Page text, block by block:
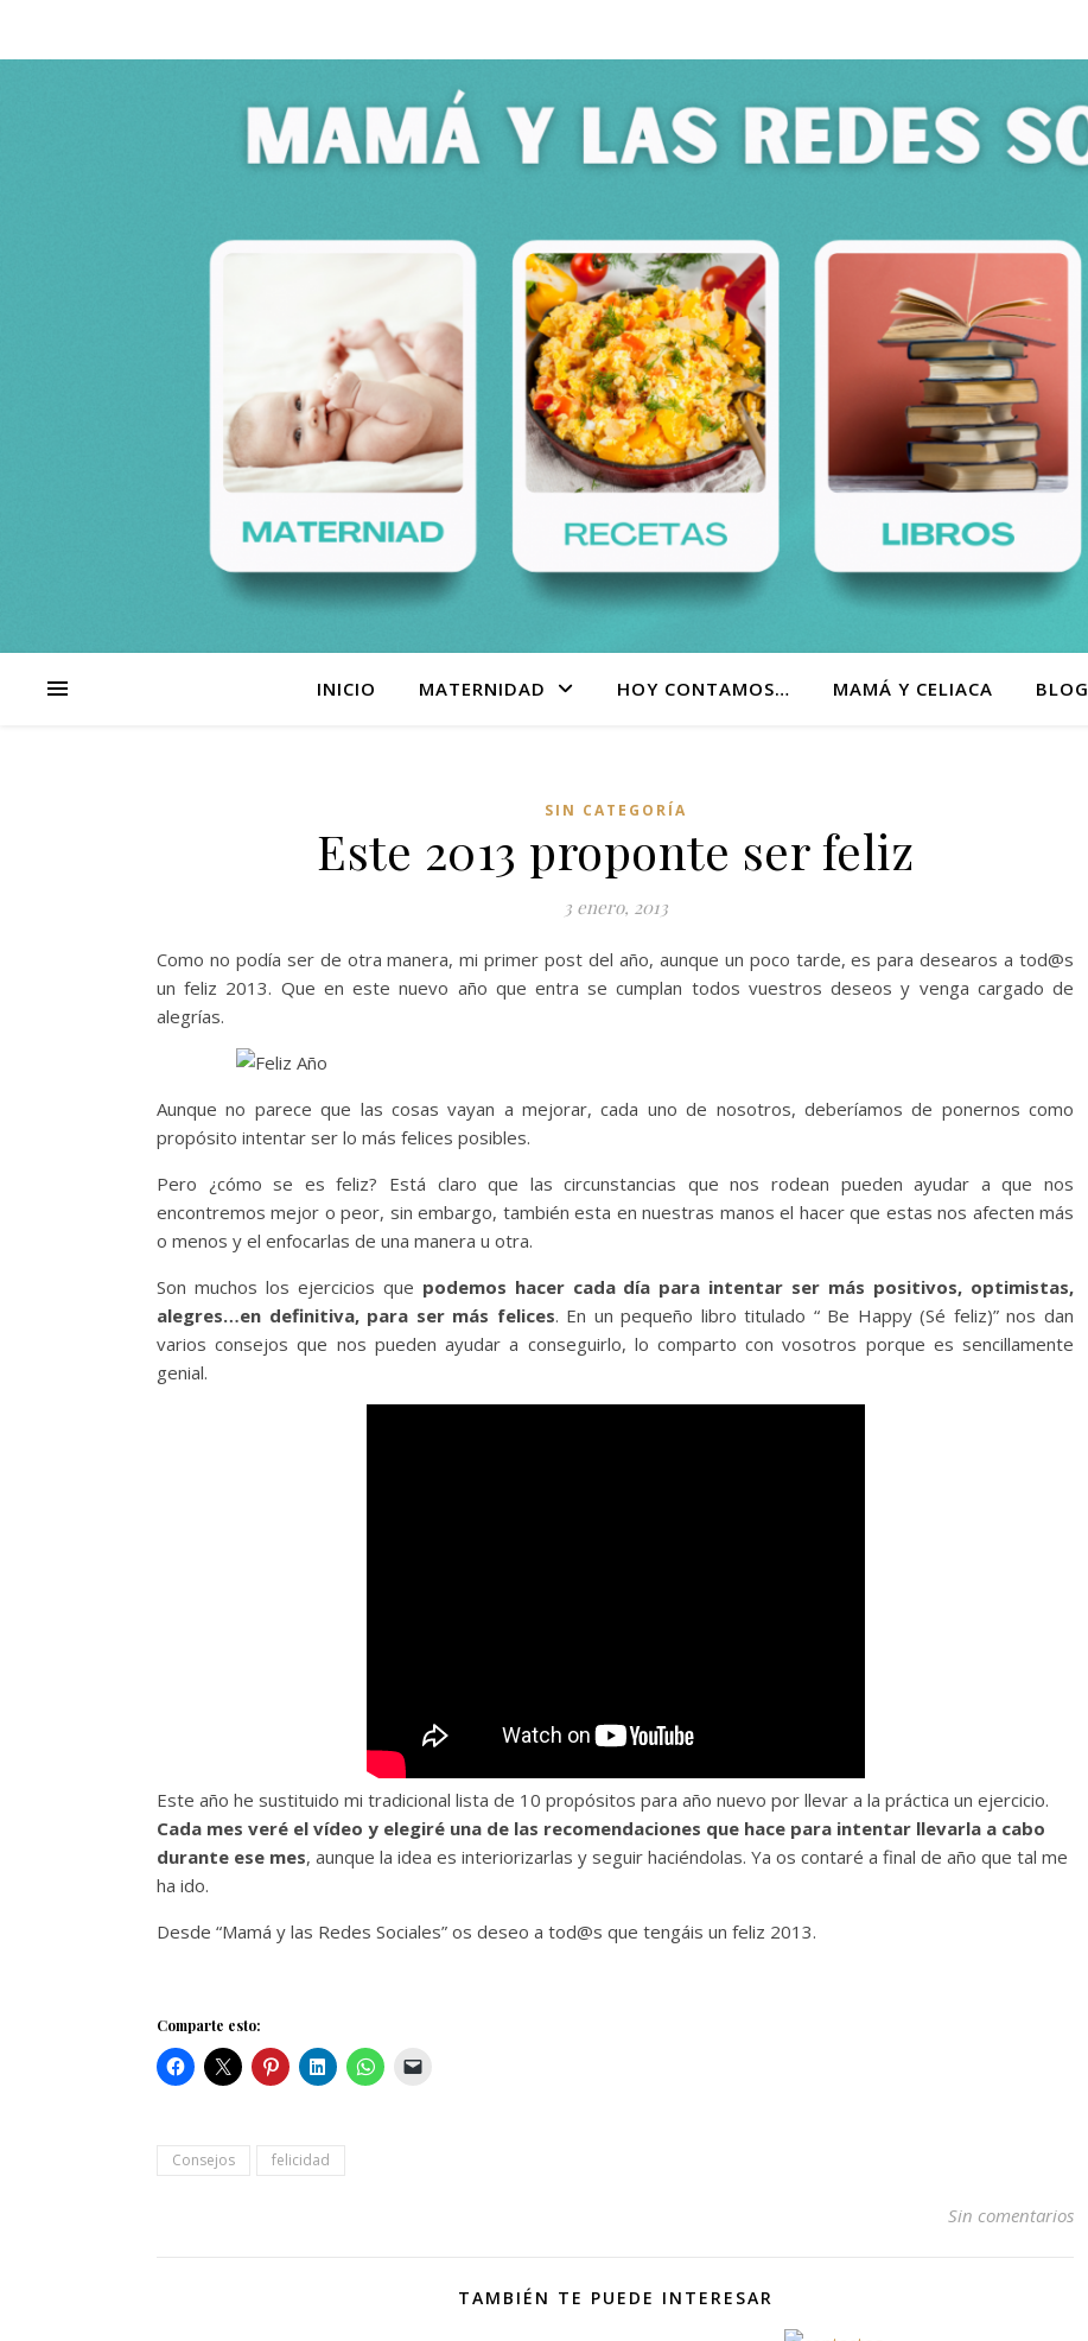
INICIO MATERNIDAD HOY CONTAMOS… MAMÁ Y CELIACA BLOG
SIN CATEGORÍA
Este 2013 proponte ser feliz
3 enero, 2013
Como no podía ser de otra manera, mi primer post del año, aunque un poco tarde, es para desearos a tod@s
un feliz 2013. Que en este nuevo año que entra se cumplan todos vuestros deseos y venga cargado de
alegrías.
Aunque no parece que las cosas vayan a mejorar, cada uno de nosotros, deberíamos de ponernos como
propósito intentar ser lo más felices posibles.
Pero ¿cómo se es feliz? Está claro que las circunstancias que nos rodean pueden ayudar a que nos
encontremos mejor o peor, sin embargo, también esta en nuestras manos el hacer que estas nos afecten más
o menos y el enfocarlas de una manera u otra.
Son muchos los ejercicios que podemos hacer cada día para intentar ser más positivos, optimistas,
alegres…en definitiva, para ser más felices. En un pequeño libro titulado “ Be Happy (Sé feliz)” nos dan
varios consejos que nos pueden ayudar a conseguirlo, lo comparto con vosotros porque es sencillamente
genial.
Este año he sustituido mi tradicional lista de 10 propósitos para año nuevo por llevar a la práctica un ejercicio.
Cada mes veré el vídeo y elegiré una de las recomendaciones que hace para intentar llevarla a cabo
durante ese mes, aunque la idea es interiorizarlas y seguir haciéndolas. Ya os contaré a final de año que tal me
ha ido.
Desde “Mamá y las Redes Sociales” os deseo a tod@s que tengáis un feliz 2013.
Comparte esto:
Consejos felicidad
Sin comentarios
TAMBIÉN TE PUEDE INTERESAR